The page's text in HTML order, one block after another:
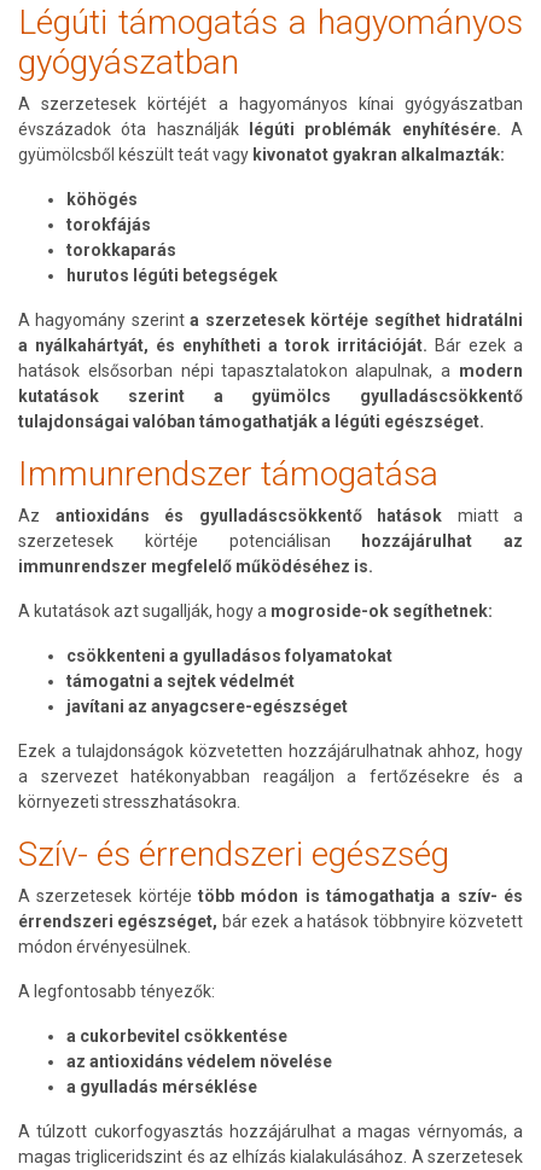
Légúti támogatás a hagyományos
gyógyászatban
A szerzetesek körtéjét a hagyományos kínai gyógyászatban
évszázadok óta használják
légúti problémák enyhítésére. A
gyümölcsből készült teát vagy kivonatot gyakran alkalmazták:
köhögés
torokfájás
torokkaparás
hurutos légúti betegségek
A hagyomány szerinta szerzetesek körtéje segíthet hidratálni
a nyálkahártyát, és enyhítheti a torok irritációját. Bár ezek a
hatások elsősorban népi tapasztalatokon alapulnak, a modern
kutatások szerint a gyümölcs gyulladáscsökkentő
tulajdonságai valóban támogathatják a légúti egészséget.
Immunrendszer támogatása
Az antioxidáns és gyulladáscsökkentő hatások miatt a
szerzetesek körtéje potenciálisan hozzájárulhat az
immunrendszer megfelelő működéséhez is.
A kutatások azt sugallják, hogy a mogroside-ok segíthetnek:
csökkenteni a gyulladásos folyamatokat
támogatni a sejtek védelmét
javítani az anyagcsere-egészséget
Ezek a tulajdonságok közvetetten hozzájárulhatnak ahhoz, hogy
a szervezet hatékonyabban reagáljon a fertőzésekre és a
környezeti stresszhatásokra.
Szív- és érrendszeri egészség
A szerzetesek körtéje több módon is támogathatja a szív- és
érrendszeri egészséget, bár ezek a hatások többnyire közvetett
módon érvényesülnek.
A legfontosabb tényezők:
a cukorbevitel csökkentése
az antioxidáns védelem növelése
a gyulladás mérséklése
A túlzott cukorfogyasztás hozzájárulhat a magas vérnyomás, a
magas trigliceridszint és az elhízás kialakulásához. A szerzetesek